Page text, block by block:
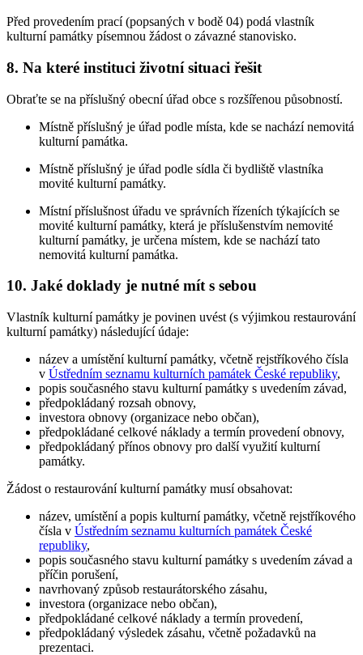
Před provedením prací (popsaných v bodě 04) podá vlastník
kulturní památky písemnou žádost o závazné stanovisko.
8. Na které instituci životní situaci řešit
Obraťte se na příslušný obecní úřad obce s rozšířenou působností.
Místně příslušný je úřad podle místa, kde se nachází nemovitá
kulturní památka.
Místně příslušný je úřad podle sídla či bydliště vlastníka
movité kulturní památky.
Místní příslušnost úřadu ve správních řízeních týkajících se
movité kulturní památky, která je příslušenstvím nemovité
kulturní památky, je určena místem, kde se nachází tato
nemovitá kulturní památka.
10. Jaké doklady je nutné mít s sebou
Vlastník kulturní památky je povinen uvést (s výjimkou restaurování
kulturní památky) následující údaje:
název a umístění kulturní památky, včetně rejstříkového čísla
v Ústředním seznamu kulturních památek České republiky,
popis současného stavu kulturní památky s uvedením závad,
předpokládaný rozsah obnovy,
investora obnovy (organizace nebo občan),
předpokládané celkové náklady a termín provedení obnovy,
předpokládaný přínos obnovy pro další využití kulturní
památky.
Žádost o restaurování kulturní památky musí obsahovat:
název, umístění a popis kulturní památky, včetně rejstříkového
čísla v Ústředním seznamu kulturních památek České
republiky,
popis současného stavu kulturní památky s uvedením závad a
příčin porušení,
navrhovaný způsob restaurátorského zásahu,
investora (organizace nebo občan),
předpokládané celkové náklady a termín provedení,
předpokládaný výsledek zásahu, včetně požadavků na
prezentaci.